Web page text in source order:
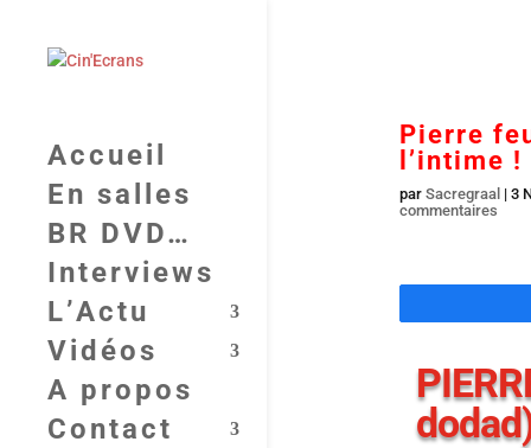
Accueil
En salles
BR DVD…
Interviews
L’Actu
Vidéos
A propos
Contact
Pierre
l’intime !
par Sacregraal | 3
commentaires